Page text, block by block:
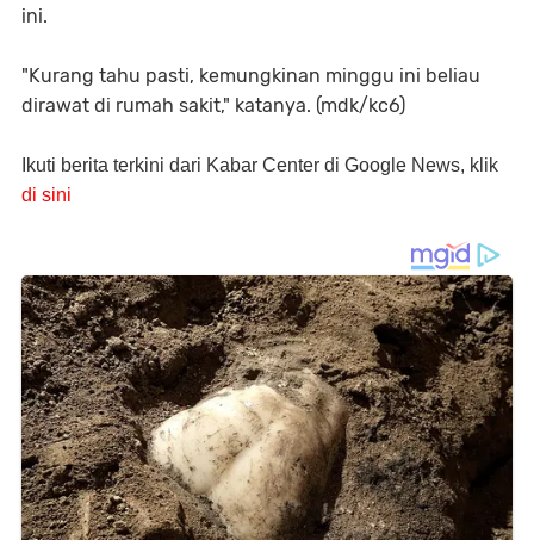
ini.
"Kurang tahu pasti, kemungkinan minggu ini beliau
dirawat di rumah sakit," katanya. (mdk/kc6)
Ikuti berita terkini dari Kabar Center di Google News, klik
di sini